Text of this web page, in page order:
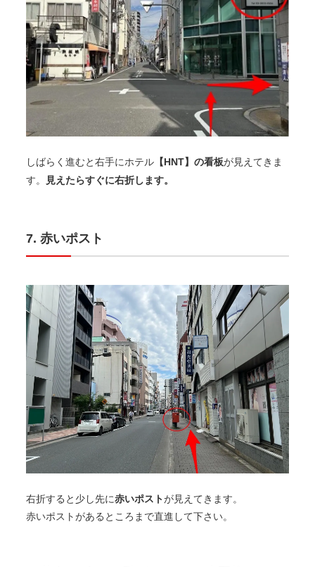
しばらく進むと右手にホテル【HNT】の看板が見えてきま
す。
見えたらすぐに右折します。
赤いポスト
右折すると少し先に赤いポストが見えてきます。
赤いポストがあるところまで直進して下さい。